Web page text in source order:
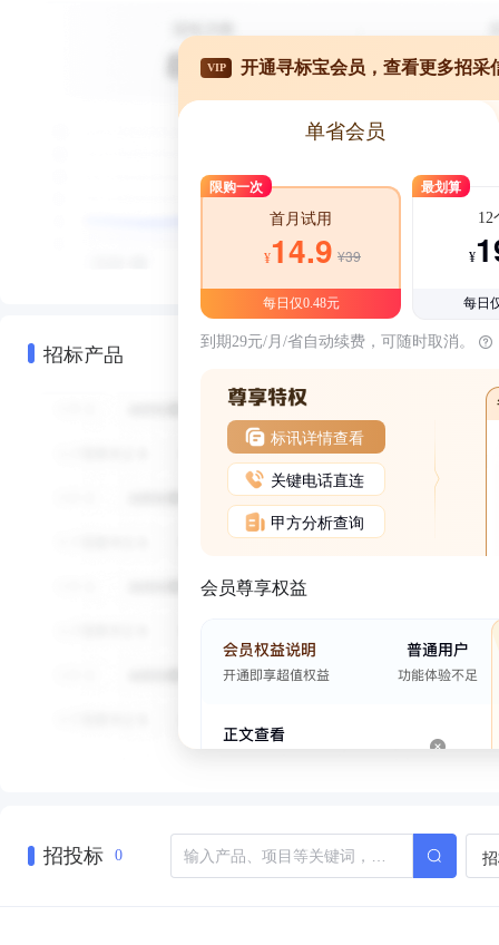
招标产品
VIP 开通寻标宝会员，查看更多招采
单省会员
限购一次
首月试用
¥14.9 ¥39
每日仅0.48元
最划算
12
¥
每日
到期29元/月/省自动续费，可随时取消。
标讯详情查看
关键电话直连
甲方分析查询
会员尊享权益
招投标 0